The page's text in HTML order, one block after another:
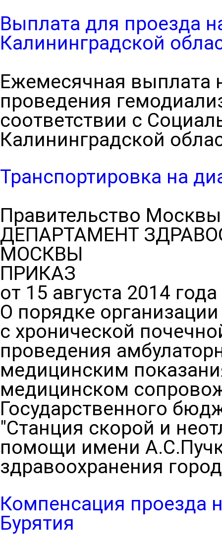
Выплата для проезда
Калининградской
Ежемесячная выплата
проведения
соответствии с
Калининградской
Транспортировка на
Правительство Москвы
ДЕПАРТАМЕНТ
МОСКВЫ
ПРИКАЗ
от 15 августа 2014
О порядке
с хронической
проведения
медицинским
медицинском
Государственного
"Станция скорой и
помощи имени
здравоохранения
Компенсация проезда
Бурятия